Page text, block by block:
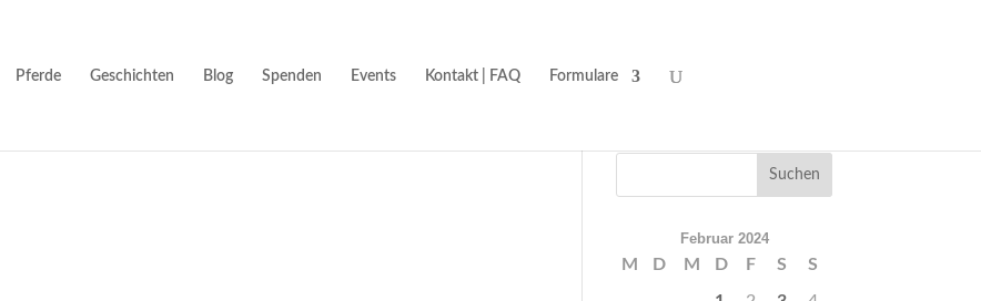
Pferde Geschichten Blog Spenden Events Kontakt | FAQ Formulare
Februar 2024
M D M D F S S